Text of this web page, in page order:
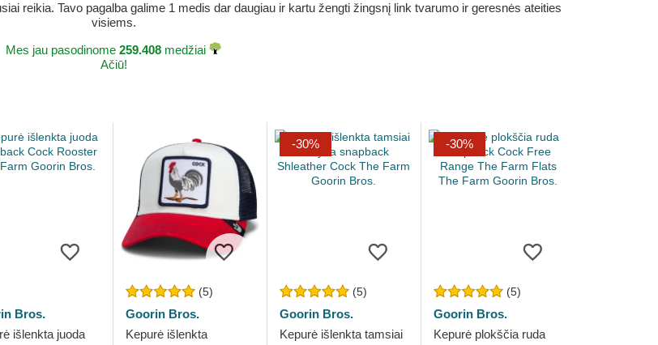
reikia. Tavo pagalba galime 1 medis dar daugiau ir kartu žengti žingsnį link tvarumo ir geresnės ateities
visiems.
Mes jau pasodinome 259.408 medžiai
Ačiū!
Bros.
išlenkta juoda
(5)
Goorin Bros.
Kepurė išlenkta
-30%
(5)
Goorin Bros.
Kepurė išlenkta tamsiai
-30%
(5)
Goorin Bros.
Kepurė plokščia ruda